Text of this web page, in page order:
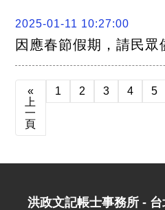
2025-01-11 10:27:00
因應春節假期，請民眾
«
上
一
頁
1 2 3 4 5
洪政文記帳士事務所 - 台